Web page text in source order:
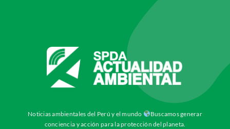
Noticias ambientales del Perú y el mundo
Buscamos generar
conciencia y acción para la protección del planeta.